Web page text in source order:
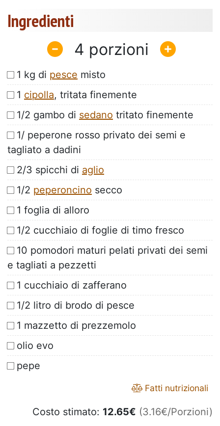
Ingredienti
4
1 kg di pesce misto
1 cipolla, tritata finemente
1/2 gambo di sedano tritato finemente
1/ peperone rosso privato dei semi e
tagliato a dadini
2/3 spicchi di aglio
1/2 peperoncino secco
1 foglia di alloro
1/2 cucchiaio di foglie di timo fresco
10 pomodori maturi pelati privati dei semi
e tagliati a pezzetti
1 cucchiaio di zafferano
1/2 litro di brodo di pesce
1 mazzetto di prezzemolo
olio evo
pepe
Fatti nutrizionali
Costo stimato: 12.65€ (3.16€/Porzioni)